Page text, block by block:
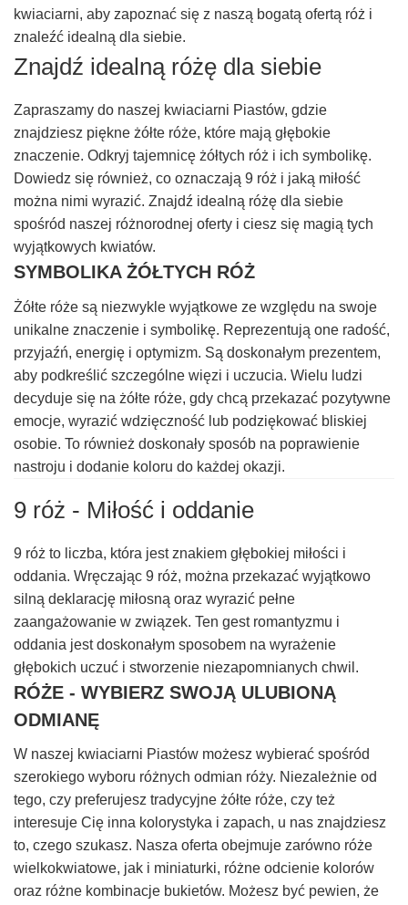
kwiaciarni, aby zapoznać się z naszą bogatą ofertą róż i
znaleźć idealną dla siebie.
Znajdź idealną różę dla siebie
Zapraszamy do naszej kwiaciarni Piastów, gdzie
znajdziesz piękne żółte róże, które mają głębokie
znaczenie. Odkryj tajemnicę żółtych róż i ich symbolikę.
Dowiedz się również, co oznaczają 9 róż i jaką miłość
można nimi wyrazić. Znajdź idealną różę dla siebie
spośród naszej różnorodnej oferty i ciesz się magią tych
wyjątkowych kwiatów.
SYMBOLIKA ŻÓŁTYCH RÓŻ
Żółte róże są niezwykle wyjątkowe ze względu na swoje
unikalne znaczenie i symbolikę. Reprezentują one radość,
przyjaźń, energię i optymizm. Są doskonałym prezentem,
aby podkreślić szczególne więzi i uczucia. Wielu ludzi
decyduje się na żółte róże, gdy chcą przekazać pozytywne
emocje, wyrazić wdzięczność lub podziękować bliskiej
osobie. To również doskonały sposób na poprawienie
nastroju i dodanie koloru do każdej okazji.
9 róż - Miłość i oddanie
9 róż to liczba, która jest znakiem głębokiej miłości i
oddania. Wręczając 9 róż, można przekazać wyjątkowo
silną deklarację miłosną oraz wyrazić pełne
zaangażowanie w związek. Ten gest romantyzmu i
oddania jest doskonałym sposobem na wyrażenie
głębokich uczuć i stworzenie niezapomnianych chwil.
RÓŻE - WYBIERZ SWOJĄ ULUBIONĄ
ODMIANĘ
W naszej kwiaciarni Piastów możesz wybierać spośród
szerokiego wyboru różnych odmian róży. Niezależnie od
tego, czy preferujesz tradycyjne żółte róże, czy też
interesuje Cię inna kolorystyka i zapach, u nas znajdziesz
to, czego szukasz. Nasza oferta obejmuje zarówno róże
wielkokwiatowe, jak i miniaturki, różne odcienie kolorów
oraz różne kombinacje bukietów. Możesz być pewien, że